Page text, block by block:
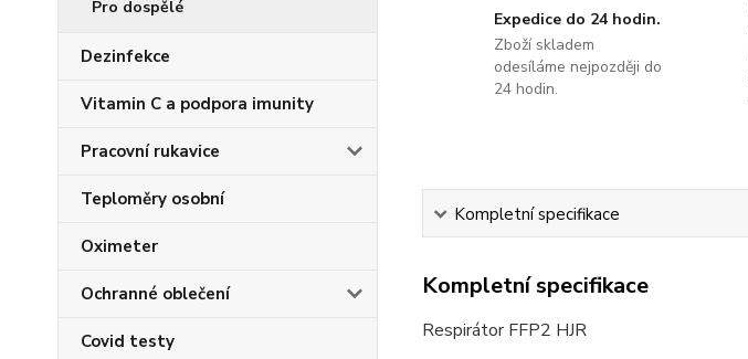
Pro dospělé
Dezinfekce
Vitamin C a podpora imunity
Pracovní rukavice
Teploměry osobní
Oximeter
Ochranné oblečení
Covid testy
Expedice do 24 hodin.
Zboží skladem
odesíláme nejpozději do
24 hodin.
Kompletní specifikace
Kompletní specifikace
Respirátor FFP2 HJR